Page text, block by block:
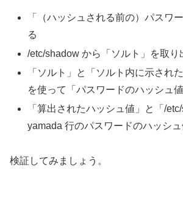
「（ハッシュされる前の）パスワ
る
/etc/shadow から「ソルト」を取り
「ソルト」と「ソルト内に示され
を使って「パスワードのハッシュ
「算出されたハッシュ値」と「/
yamada 行のパスワードのハッシ
検証してみましょう。